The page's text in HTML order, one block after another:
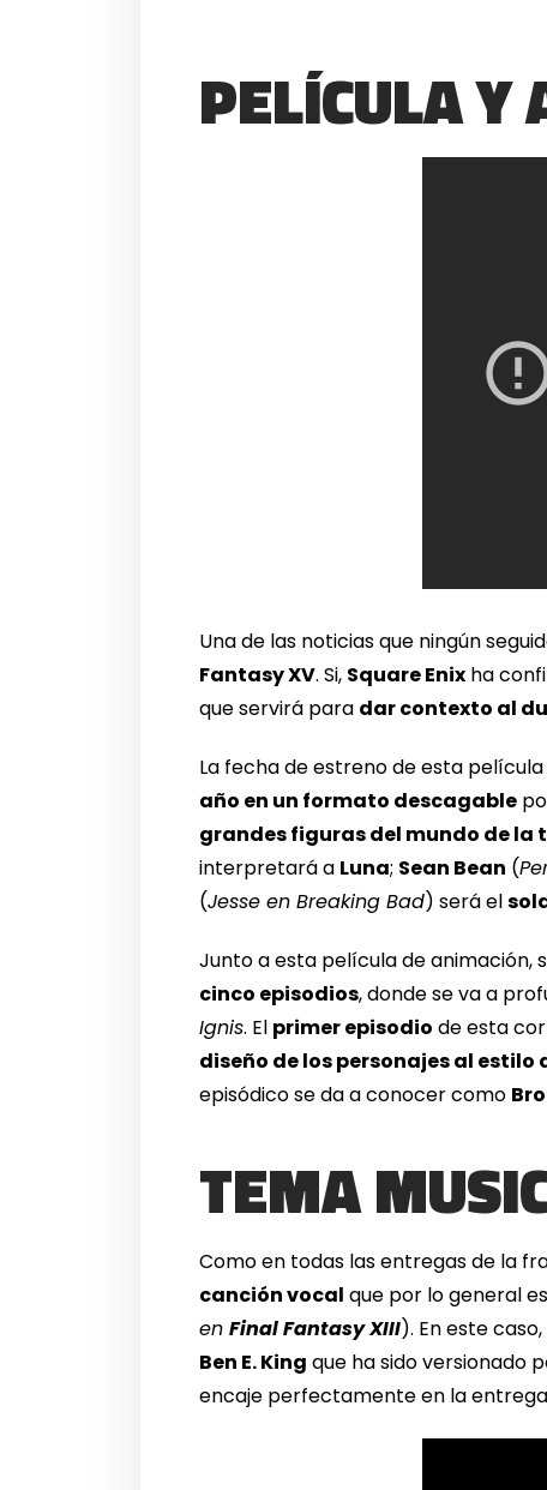
PELÍCULA Y
Una de las noticias que ningún
Fantasy XV. Si, Square Enix ha
que servirá para dar contexto al
La fecha de estreno de esta
año en un formato descagable
grandes figuras del mundo de la
interpretará a Luna; Sean Bean (
(Jesse en Breaking Bad) será el
Junto a esta película de animación,
cinco episodios, donde se va a
Ignis. El primer episodio de esta
diseño de los personajes al
episódico se da a conocer como
TEMA
Como en todas las entregas de la
canción vocal que por lo general
enFinal Fantasy XIII). En este caso,
Ben E. King que ha sido versionado
encaje perfectamente en la